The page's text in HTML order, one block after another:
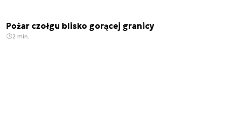
Pożar czołgu blisko gorącej granicy
2 min.